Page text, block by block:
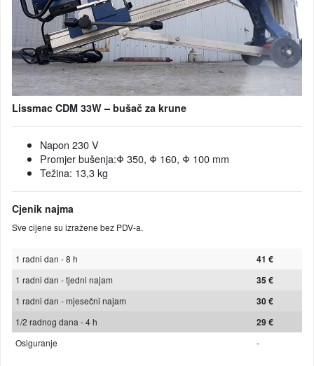
Lissmac CDM 33W – bušač za krune
Napon 230 V
Promjer bušenja:Φ 350, Φ 160, Φ 100 mm
Težina: 13,3 kg
Cjenik najma
Sve cijene su izražene bez PDV-a.
1 radni dan - 8 h 41 €
1 radni dan - tjedni najam 35 €
1 radni dan - mjesečni najam 30 €
1/2 radnog dana - 4 h 29 €
Osiguranje -